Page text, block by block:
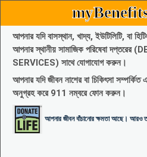
আপনার যদি বাসস্থান, খাদ্য, ইউটিলিটি, বা
আপনার স্থানীয় সামাজিক পরিষেবা
SERVICES) সাথে যোগাযোগ করুন।
আপনার যদি জীবন নাশের বা চিকিৎসা সম্পর্কিত
অনুগ্রহ করে 911 নম্বরে ফোন করুন।
আপনার জীবন বাঁচানোর ক্ষমতা আছে। আরও